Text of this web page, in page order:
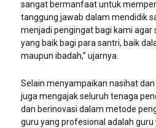
sangat bermanfaat untuk
tanggung jawab dalam mendidik
menjadi pengingat bagi kami agar
yang baik bagi para santri, baik
maupun ibadah,” ujarnya.
Selain menyampaikan nasihat
juga mengajak seluruh tenaga
dan berinovasi dalam metode
guru yang profesional adalah